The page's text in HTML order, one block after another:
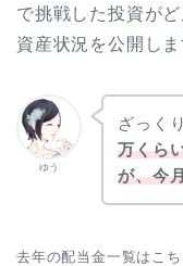
で挑戦した投資が
資産状況を公開しま
ゆう
ざっく
万くら
が、今
去年の配当金一覧はこ